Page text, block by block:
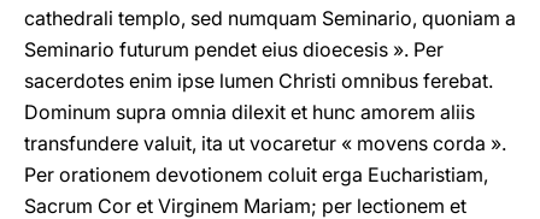
cathedrali templo, sed numquam Seminario, quoniam a
Seminario futurum pendet eius dioecesis ». Per
sacerdotes enim ipse lumen Christi omnibus ferebat.
Dominum supra omnia dilexit et hunc amorem aliis
transfundere valuit, ita ut vocaretur « movens corda ».
Per orationem devotionem coluit erga Eucharistiam,
Sacrum Cor et Virginem Mariam; per lectionem et